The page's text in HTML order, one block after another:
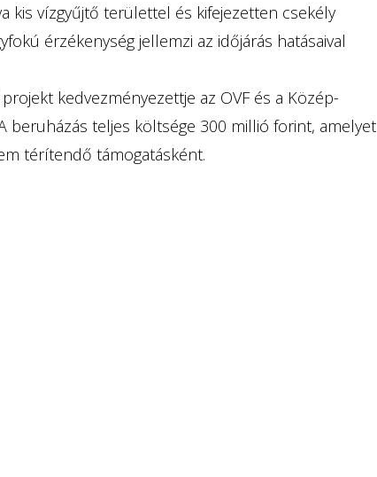
kis vízgyűjtő területtel és kifejezetten csekély
érzékenység jellemzi az időjárás hatásaival
kedvezményezettje az OVF és a Közép-
beruházás teljes költsége 300 millió forint, amelyet
térítendő támogatásként.